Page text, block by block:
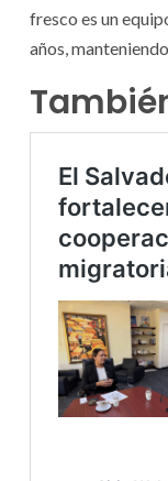
fresco es un
años,